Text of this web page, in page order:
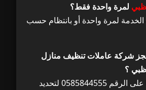
لمرة واحدة فقط؟
لمرة واحدة أو بانتظام حسب
شركة عاملات تنظيف منازل
؟
يمكنك الاتصال بنا على الرقم 0585844555 لتحديد